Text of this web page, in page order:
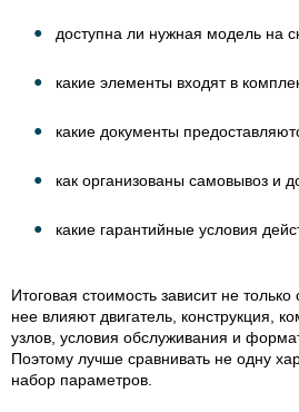
доступна ли нужная модель на
какие элементы входят в
какие документы
как организованы самовывоз и
какие гарантийные условия
Итоговая стоимость зависит не
нее влияют двигатель, конструкция,
узлов, условия обслуживания и
Поэтому лучше сравнивать не одну
набор параметров.